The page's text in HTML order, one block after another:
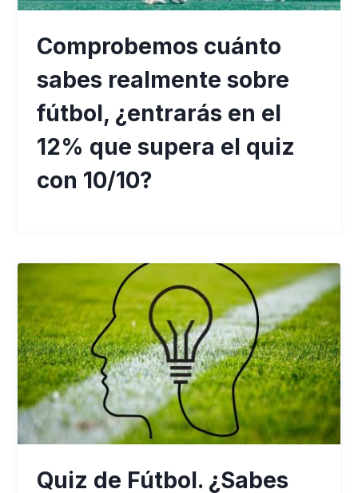
Comprobemos cuánto
sabes realmente sobre
fútbol, ¿entrarás en el
12% que supera el quiz
con 10/10?
Quiz de Fútbol. ¿Sabes